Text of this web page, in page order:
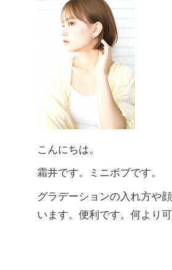
こんにちは。
霜井です。ミニボブです。
グラデーションの入れ方や
います。便利です。何より